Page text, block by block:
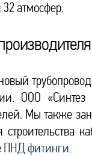
атмосфер.
ООО
Мы также
ПНД фитинги.